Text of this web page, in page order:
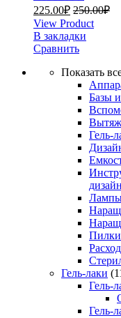
225.00₽ 250.00₽
View Product
В закладки
Сравнить
Показать
Базы
Гель-
Гель-лаки
Гель-
Гель-